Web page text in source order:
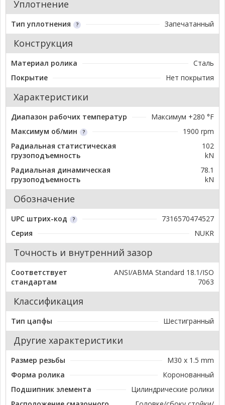
Уплотнение
Тип уплотнения Запечатанный
Конструкция
Материал ролика
Сталь
Покрытие
Нет покрытия
Характеристики
Диапазон рабочих температур
Максимум +280 °F
Максимум об/мин
1900 rpm
Радиальная статистическая
грузоподъемность
102
kN
Радиальная динамическая
грузоподъемность
78.1
kN
Обозначение
UPC штрих-код
7316570474527
Серия
NUKR
Точность и внутренний зазор
Соответствует
стандартам
ANSI/ABMA Standard 18.1/ISO
7063
Классификация
Тип цапфы Шестигранный
Другие характеристики
Размер резьбы
M30 x 1.5 mm
Форма ролика
Коронованный
Подшипник элемента
Цилиндрические ролики